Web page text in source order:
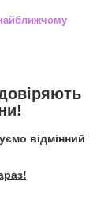
відмінний